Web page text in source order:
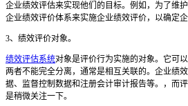
企业绩效评估来实现他们的目标。例如，为了维
企业绩效评价体系来实施企业绩效评价，以确定企
3、 绩效评价对象。
绩效评估系统对象是评价行为实施的对象。它可
两者不能完全分离，通常是相互关联的。企业绩
据、 监督控制数据和注册会计审计报告等。，而
是稍微关注一下。